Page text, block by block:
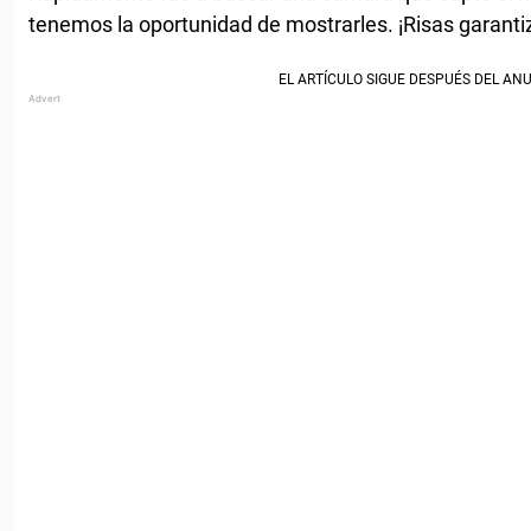
tenemos la oportunidad de mostrarles. ¡Risas